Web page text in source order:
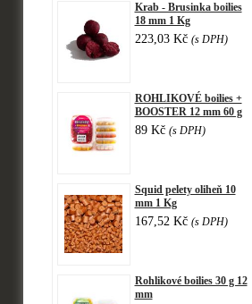
Krab - Brusinka boilies
18 mm 1 Kg
223,03 Kč (s DPH)
ROHLIKOVÉ boilies +
BOOSTER 12 mm 60 g
89 Kč (s DPH)
Squid pelety oliheň 10
mm 1 Kg
167,52 Kč (s DPH)
Rohlikové boilies 30 g 12
mm